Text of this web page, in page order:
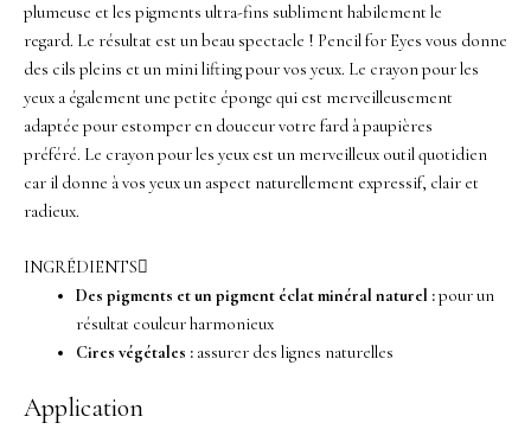
plumeuse et les pigments ultra-fins subliment habilement le
regard. Le résultat est un beau spectacle ! Pencil for Eyes vous donne
des cils pleins et un mini lifting pour vos yeux. Le crayon pour les
yeux a également une petite éponge qui est merveilleusement
adaptée pour estomper en douceur votre fard à paupières
préféré. Le crayon pour les yeux est un merveilleux outil quotidien
car il donne à vos yeux un aspect naturellement expressif, clair et
radieux.
INGRÉDIENTS
Des pigments et un pigment éclat minéral naturel :pour un
résultat couleur harmonieux
Cires végétales :assurer des lignes naturelles
Application